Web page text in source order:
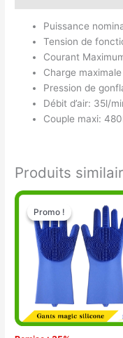
Puissance
Tension de
Courant
Charge
Pression de
Débit d’air: 35l/
Couple maxi:
Produits
Promo !
Promo !
Le
prix
initial
était :
13.000 CFA.
Le
prix
est